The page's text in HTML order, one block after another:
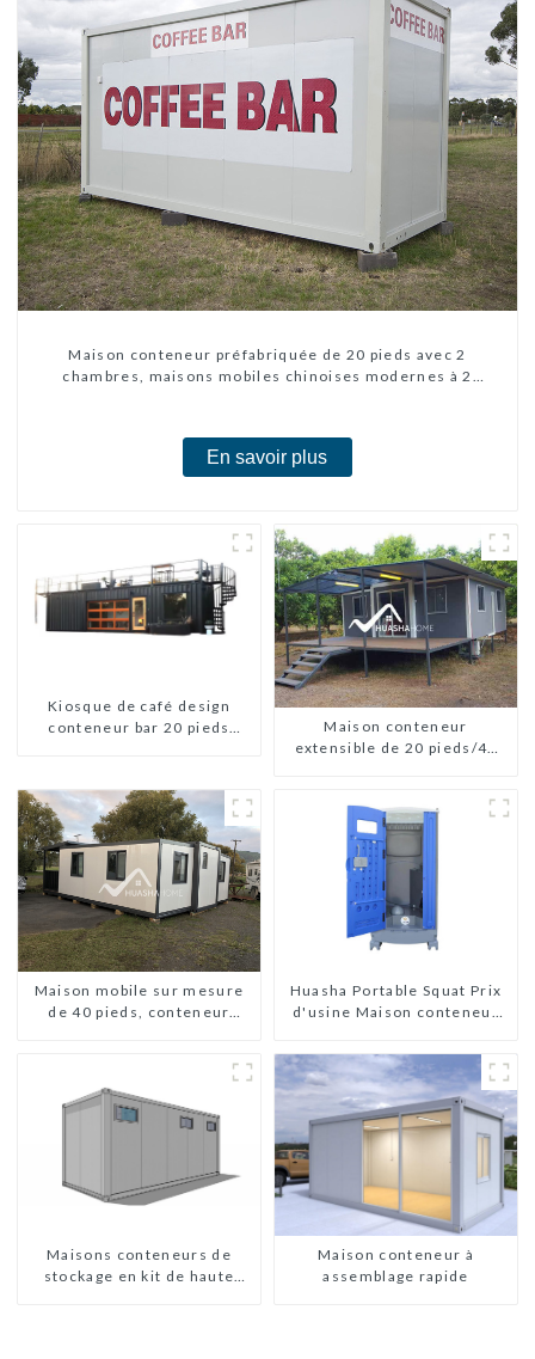
Maison conteneur préfabriquée de 20 pieds avec 2
chambres, maisons mobiles chinoises modernes à 2
En savoir plus
Kiosque de café design
conteneur bar 20 pieds
moderne HS hôtel panneau
sandwich
Maison conteneur
extensible de 20 pieds/40
Maison mobile sur mesure
de 40 pieds, conteneur
Huasha Portable Squat Prix
d'usine Maison conteneur
Toilettes préfabriquées
portables Vente
Personnalisée
Personnalisée
Maisons conteneurs de
stockage en kit de haute
Maison conteneur à
assemblage rapide